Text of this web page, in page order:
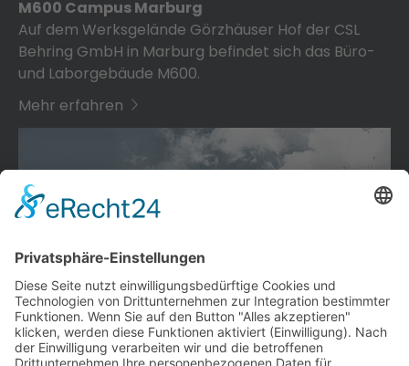
M600 Campus Marburg
Auf dem Werksgelände Görzhäuser Hof der CSL
Behring GmbH in Marburg befindet sich das Büro-
und Laborgebäude M600.
Mehr erfahren
QC Bayer Wuppertal